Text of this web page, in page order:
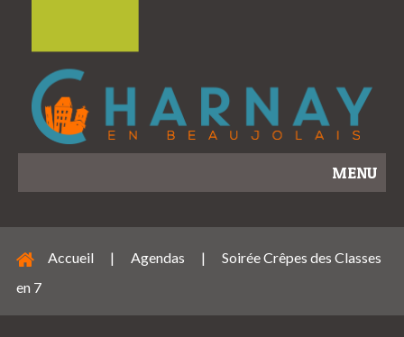
MENU
Accueil | Agendas |
Soirée Crêpes des Classes
en 7